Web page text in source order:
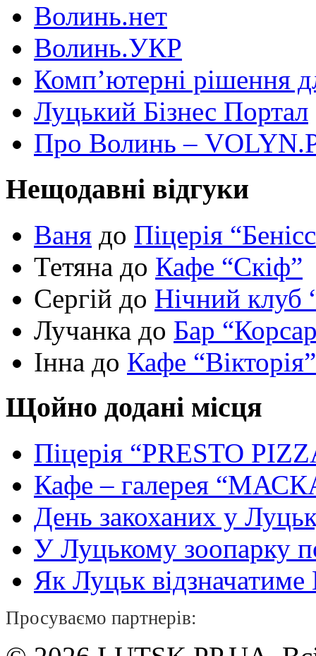
Волинь.нет
Волинь.УКР
Комп’ютерні рішення
Луцький Бізнес Портал
Про Волинь –
Нещодавні відгуки
Ваня до Піцерія
Тетяна до Кафе “Скіф”
Сергій до Нічний клуб
Лучанка до Бар
Інна до Кафе “Вікторія”
Щойно додані місця
Піцерія “PRESTO
Кафе – галерея
День закоханих у
У Луцькому зоопарку
Як Луцьк відзначатиме
Просуваємо партнерів: